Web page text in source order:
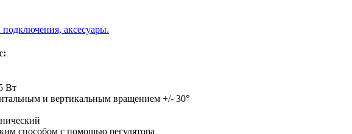
аксесуары.
Вт
и вертикальным вращением +/- 30°
способом с помощью регулятора